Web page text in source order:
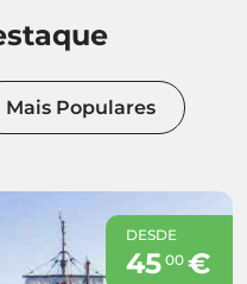
Mais Populares
DESDE
45 00€